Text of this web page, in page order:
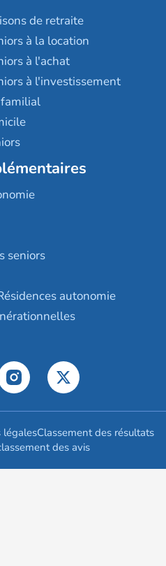
de retraite
à la location
à l'achat
à l'investissement
seniors
autonomie
légalesClassement des résultats
des avis